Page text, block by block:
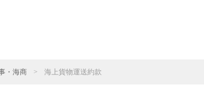
・海商 > 海上貨物運送約款